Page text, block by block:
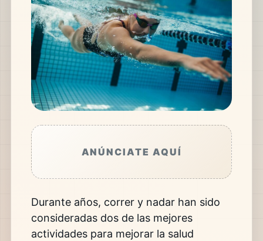
ANÚNCIATE AQUÍ
Durante años, correr y nadar han sido
consideradas dos de las mejores
actividades para mejorar la salud